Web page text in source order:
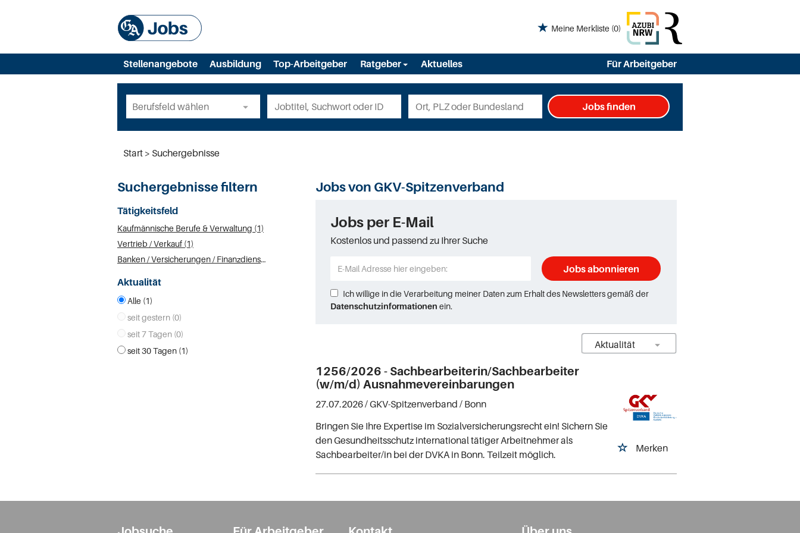
Meine Merkliste (0)
Stellenangebote Ausbildung Top-Arbeitgeber Ratgeber Aktuelles Für Arbeitgeber
Jobs finden
Start Suchergebnisse
Suchergebnisse filtern
Tätigkeitsfeld
Kaufmännische Berufe & Verwaltung (1)
Vertrieb / Verkauf (1)
Banken / Versicherungen / Finanzdienstleister (1)
Aktualität
Alle (1)
seit gestern (0)
seit 7 Tagen (0)
seit 30 Tagen (1)
Jobs von GKV-Spitzenverband
Jobs per E-Mail
Kostenlos und passend zu Ihrer Suche
Jobs abonnieren
Ich willige in die Verarbeitung meiner Daten zum Erhalt des Newsletters gemäß der
Datenschutzinformationen ein.
1256/2026 - Sachbearbeiterin/Sachbearbeiter
(w/m/d) Ausnahmevereinbarungen
Merken
27.07.2026 /GKV-Spitzenverband / Bonn
Bringen Sie Ihre Expertise im Sozialversicherungsrecht ein! Sichern Sie
den Gesundheitsschutz international tätiger Arbeitnehmer als
Sachbearbeiter/in bei der DVKA in Bonn. Teilzeit möglich.